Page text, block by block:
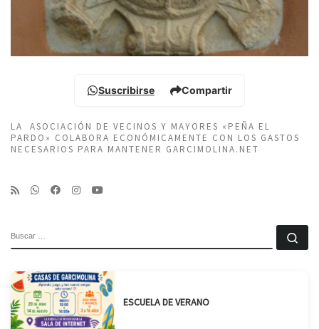
Suscribirse Compartir
LA ASOCIACIÓN DE VECINOS Y MAYORES «PEÑA EL
PARDO» COLABORA ECONÓMICAMENTE CON LOS GASTOS
NECESARIOS PARA MANTENER GARCIMOLINA.NET
ESCUELA DE VERANO